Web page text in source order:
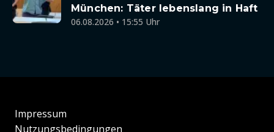
München: Täter lebenslang in Haft
06.08.2026 • 15:55 Uhr
Impressum
Nutzungsbedingungen